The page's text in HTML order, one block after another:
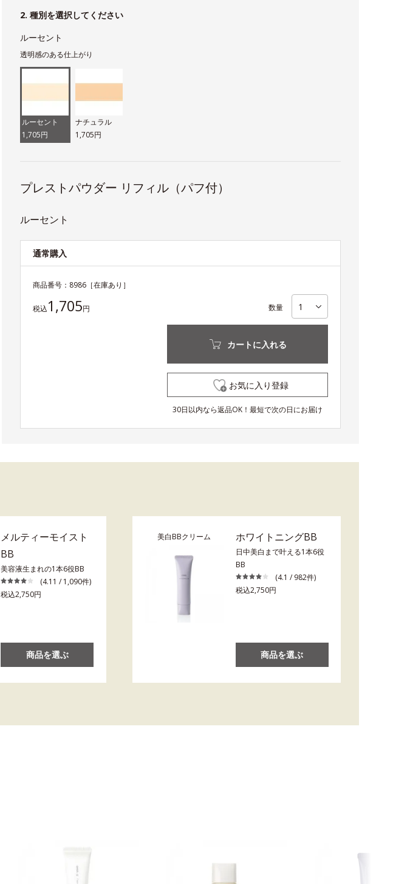
2. 種別を選択してください
ルーセント
透明感のある仕上がり
ルーセント
1,705円
ナチュラル
1,705円
プレストパウダー リフィル（パフ付）
ルーセント
通常購入
商品番号： 8986 ［在庫あり］
税込1,705円 数量
カートに入れる
お気に入り登録
30日以内なら返品OK！最短で次の日にお届け
メルティーモイスト
BB
美容液生まれの1本6役BB
(4.11 / 1,090件)
税込2,750円
商品を選ぶ
美白BBクリーム ホワイトニングBB
日中美白まで叶える1本6役
BB
(4.1 / 982件)
税込2,750円
商品を選ぶ